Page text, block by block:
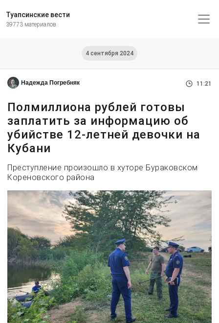
Туапсинские вести
39773 материалов
4 сентября 2024
Надежда Погребняк 11:21
Полмиллиона рублей готовы
заплатить за информацию об
убийстве 12-летней девочки на
Кубани
Преступление произошло в хуторе Бураковском
Кореновского района